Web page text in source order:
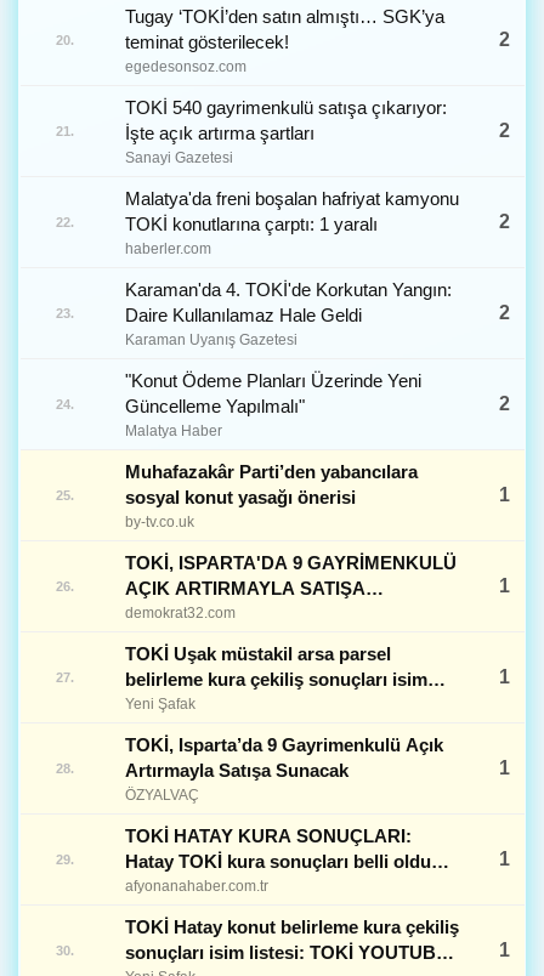
20.
Tugay ‘TOKİ’den satın almıştı… SGK’ya
teminat gösterilecek!
egedesonsoz.com
2
21.
TOKİ 540 gayrimenkulü satışa çıkarıyor:
İşte açık artırma şartları
Sanayi Gazetesi
2
22.
Malatya'da freni boşalan hafriyat kamyonu
TOKİ konutlarına çarptı: 1 yaralı
haberler.com
2
23.
Karaman'da 4. TOKİ'de Korkutan Yangın:
Daire Kullanılamaz Hale Geldi
Karaman Uyanış Gazetesi
2
24.
"Konut Ödeme Planları Üzerinde Yeni
Güncelleme Yapılmalı"
Malatya Haber
2
25.
Muhafazakâr Parti’den yabancılara
sosyal konut yasağı önerisi
by-tv.co.uk
1
26.
TOKİ, ISPARTA'DA 9 GAYRİMENKULÜ
AÇIK ARTIRMAYLA SATIŞA
SUNACAK
demokrat32.com
1
27.
TOKİ Uşak müstakil arsa parsel
belirleme kura çekiliş sonuçları isim
listesi | Özgün Haberler
Yeni Şafak
1
28.
TOKİ, Isparta’da 9 Gayrimenkulü Açık
Artırmayla Satışa Sunacak
ÖZYALVAÇ
1
29.
TOKİ HATAY KURA SONUÇLARI:
Hatay TOKİ kura sonuçları belli oldu
mu? Konut belirleme isim listesi
yayımlandı mı?
afyonanahaber.com.tr
1
30.
TOKİ Hatay konut belirleme kura çekiliş
sonuçları isim listesi: TOKİ YOUTUBE
1